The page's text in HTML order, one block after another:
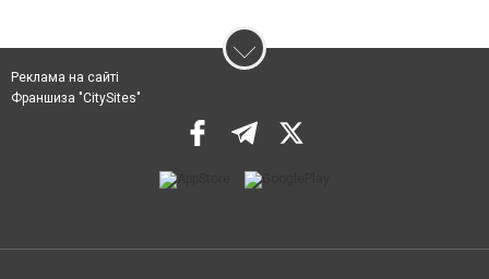
Реклама на сайті
Франшиза "CitySites"